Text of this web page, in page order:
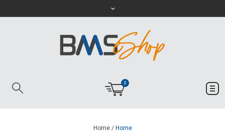
0
Home/Home